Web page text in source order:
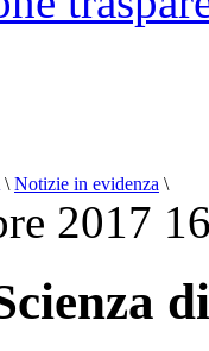
\ Notizie in evidenza \
2017